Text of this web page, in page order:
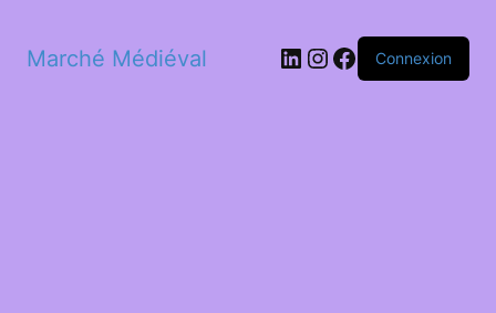
Marché Médiéval LinkedIn
Instagram
Facebook
Connexion